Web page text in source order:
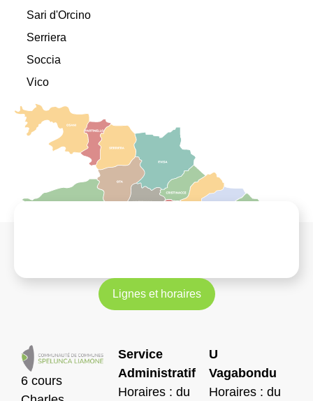
Sari d'Orcino
Serriera
Soccia
Vico
Lignes et horaires
6 cours
Service
Administratif
Horaires : du
U
Vagabondu
Horaires : du